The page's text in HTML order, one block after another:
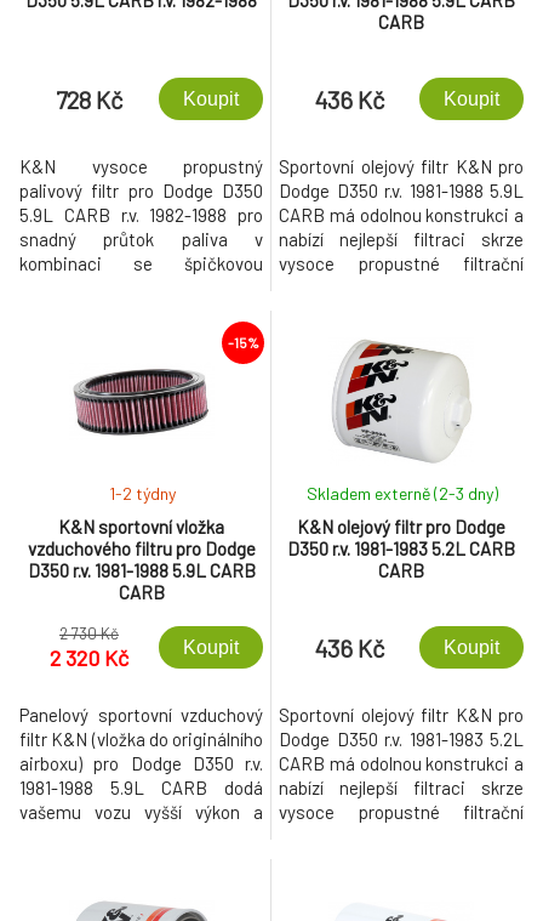
728 Kč Koupit
K&N vysoce propustný
palivový filtr pro Dodge D350
5.9L CARB r.v. 1982-1988 pro
snadný průtok paliva v
kombinaci se špičkovou
CARB
436 Kč Koupit
Sportovní olejový filtr K&N pro
Dodge D350 r.v. 1981-1988 5.9L
CARB má odolnou konstrukci a
nabízí nejlepší filtraci skrze
vysoce propustné filtrační
-15%
K&N sportovní vložka
vzduchového filtru pro Dodge
D350 r.v. 1981-1988 5.9L CARB
CARB
1-2 týdny
2 730 Kč
2 320 Kč Koupit
Panelový sportovní vzduchový
filtr K&N (vložka do originálního
airboxu) pro Dodge D350 r.v.
1981-1988 5.9L CARB dodá
vašemu vozu vyšší výkon a
a prakticky neomezené
K&N olejový filtr pro Dodge
D350 r.v. 1981-1983 5.2L CARB
CARB
Skladem externě (2-3 dny)
436 Kč Koupit
Sportovní olejový filtr K&N pro
Dodge D350 r.v. 1981-1983 5.2L
CARB má odolnou konstrukci a
nabízí nejlepší filtraci skrze
vysoce propustné filtrační